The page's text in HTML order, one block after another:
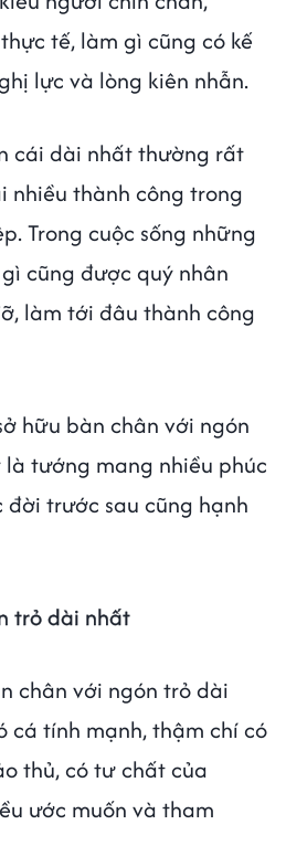
tế, làm gì cũng có kế
lực và lòng kiên nhẫn.
cái dài nhất thường rất
nhiều thành công trong
Trong cuộc sống những
cũng được quý nhân
làm tới đâu thành công
hữu bàn chân với ngón
tướng mang nhiều phúc
trước sau cũng hạnh
trỏ dài nhất
chân với ngón trỏ dài
cá tính mạnh, thậm chí có
thủ, có tư chất của
ước muốn và tham